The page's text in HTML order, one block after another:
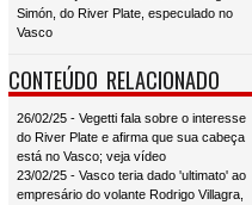
Simón, do River Plate, especulado no
Vasco
CONTEÚDO RELACIONADO
26/02/25 - Vegetti fala sobre o interesse
do River Plate e afirma que sua cabeça
está no Vasco; veja vídeo
23/02/25 - Vasco teria dado 'ultimato' ao
empresário do volante Rodrigo Villagra,